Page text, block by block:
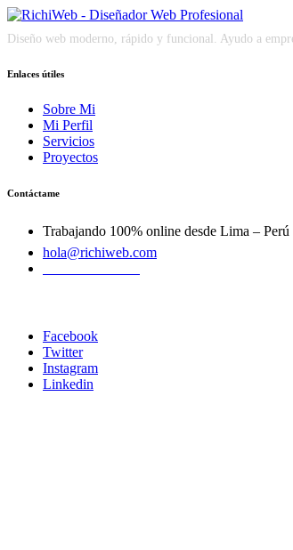
Diseño web moderno, rápido y funcional. Ayudo a
Enlaces útiles
Sobre Mi
Mi Perfil
Servicios
Proyectos
Contáctame
Trabajando 100% online desde Lima –
hola@richiweb.com
Facebook
Twitter
Instagram
Linkedin